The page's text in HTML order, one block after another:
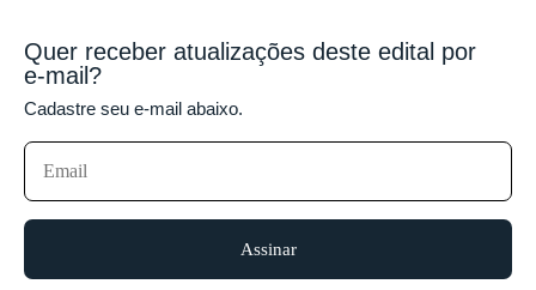
Quer receber atualizações deste edital por
e-mail?
Cadastre seu e-mail abaixo.
Assinar